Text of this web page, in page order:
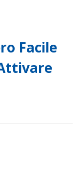
Facile